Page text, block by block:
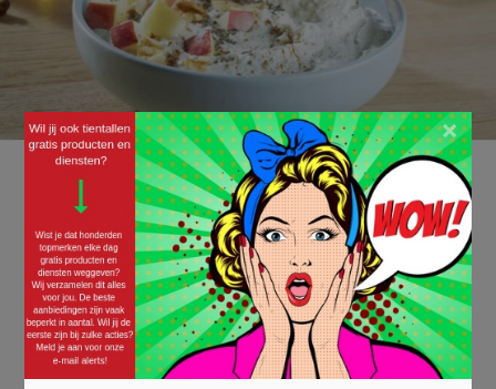
Gratis Campina High Protein Greek Powerbowl
16/10/2025 · GELD TERUG ACTIES (CASHBACK)
Met de Campina High Protein Greek Powerbowl haal je lekkere, echte
Griekse yoghurt, aangevuld met heerlijk fruit en granen in huis. En al dat
lekkers in één bowl. Geniet van de smaak van rood fruit of perzik, met in
totaal 16 gram proteïne per powerbowl. En je hoeft je Campina
Powerbowl zelfs niet te betalen,...Lees verder »
×